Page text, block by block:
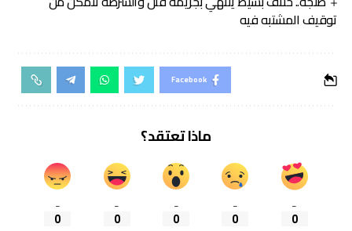
توقيف المشتبه فيه
Facebook
ماذا تعتقد؟
_
0
_
0
_
0
_
0
_
0